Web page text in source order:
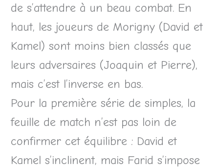
de s’attendre à un beau combat. En
haut, les joueurs de Morigny (David et
Kamel) sont moins bien classés que
leurs adversaires (Joaquin et Pierre),
mais c’est l’inverse en bas.
Pour la première série de simples, la
feuille de match n’est pas loin de
confirmer cet équilibre : David et
Kamel s’inclinent, mais Farid s’impose